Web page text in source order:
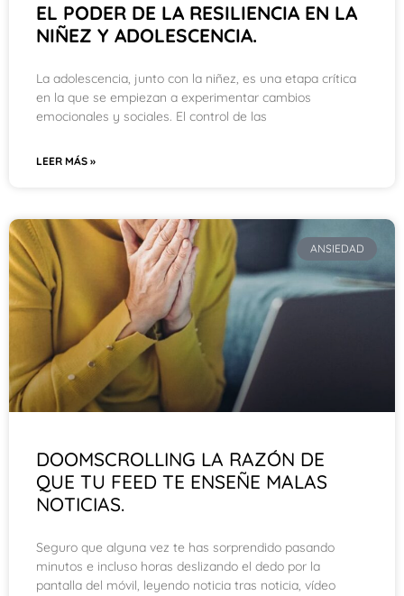
EL PODER DE LA RESILIENCIA EN LA
NIÑEZ Y ADOLESCENCIA.
La adolescencia, junto con la niñez, es una etapa crítica
en la que se empiezan a experimentar cambios
emocionales y sociales. El control de las
LEER MÁS »
ANSIEDAD
DOOMSCROLLING LA RAZÓN DE
QUE TU FEED TE ENSEÑE MALAS
NOTICIAS.
Seguro que alguna vez te has sorprendido pasando
minutos e incluso horas deslizando el dedo por la
pantalla del móvil, leyendo noticia tras noticia, vídeo